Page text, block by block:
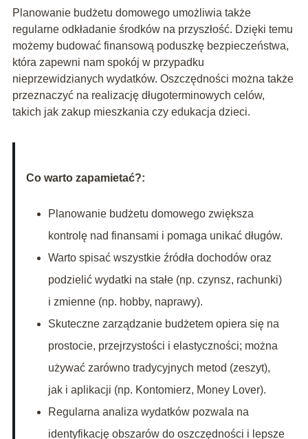
Planowanie budżetu domowego umożliwia także
regularne odkładanie środków na przyszłość. Dzięki temu
możemy budować finansową poduszkę bezpieczeństwa,
która zapewni nam spokój w przypadku
nieprzewidzianych wydatków. Oszczędności można także
przeznaczyć na realizację długoterminowych celów,
takich jak zakup mieszkania czy edukacja dzieci.
Co warto zapamietać?:
Planowanie budżetu domowego zwiększa
kontrolę nad finansami i pomaga unikać długów.
Warto spisać wszystkie źródła dochodów oraz
podzielić wydatki na stałe (np. czynsz, rachunki)
i zmienne (np. hobby, naprawy).
Skuteczne zarządzanie budżetem opiera się na
prostocie, przejrzystości i elastyczności; można
używać zarówno tradycyjnych metod (zeszyt),
jak i aplikacji (np. Kontomierz, Money Lover).
Regularna analiza wydatków pozwala na
identyfikację obszarów do oszczędności i lepsze